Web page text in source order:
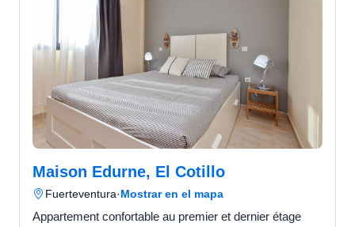
Maison Edurne, El Cotillo
Fuerteventura·Mostrar en el mapa
Appartement confortable au premier et dernier étage